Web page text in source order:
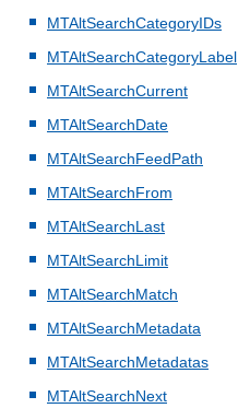
MTAltSearchCategoryIDs
MTAltSearchCategoryLabel
MTAltSearchCurrent
MTAltSearchDate
MTAltSearchFeedPath
MTAltSearchFrom
MTAltSearchLast
MTAltSearchLimit
MTAltSearchMatch
MTAltSearchMetadata
MTAltSearchMetadatas
MTAltSearchNext